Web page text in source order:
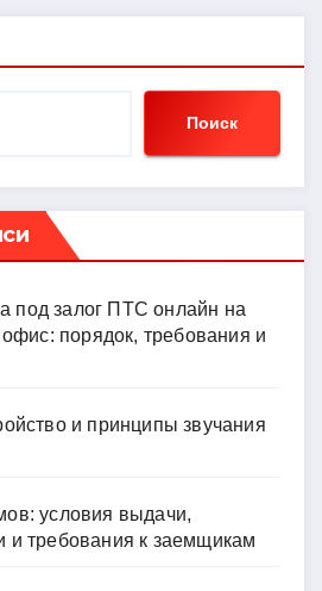
Поиск
под залог ПТС онлайн на
офис: порядок, требования и
и принципы звучания
условия выдачи,
и требования к заемщикам